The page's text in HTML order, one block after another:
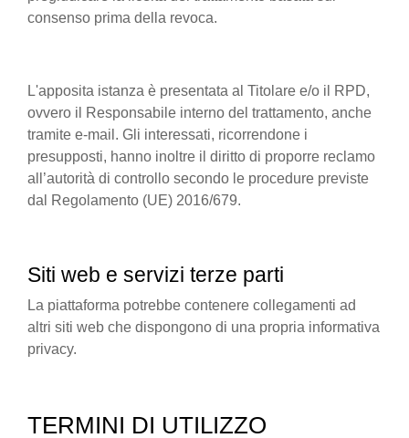
consenso prima della revoca.
L'apposita istanza è presentata al Titolare e/o il RPD,
ovvero il Responsabile interno del trattamento, anche
tramite e-mail. Gli interessati, ricorrendone i
presupposti, hanno inoltre il diritto di proporre reclamo
all’autorità di controllo secondo le procedure previste
dal Regolamento (UE) 2016/679.
Siti web e servizi terze parti
La piattaforma potrebbe contenere collegamenti ad
altri siti web che dispongono di una propria informativa
privacy.
TERMINI DI UTILIZZO